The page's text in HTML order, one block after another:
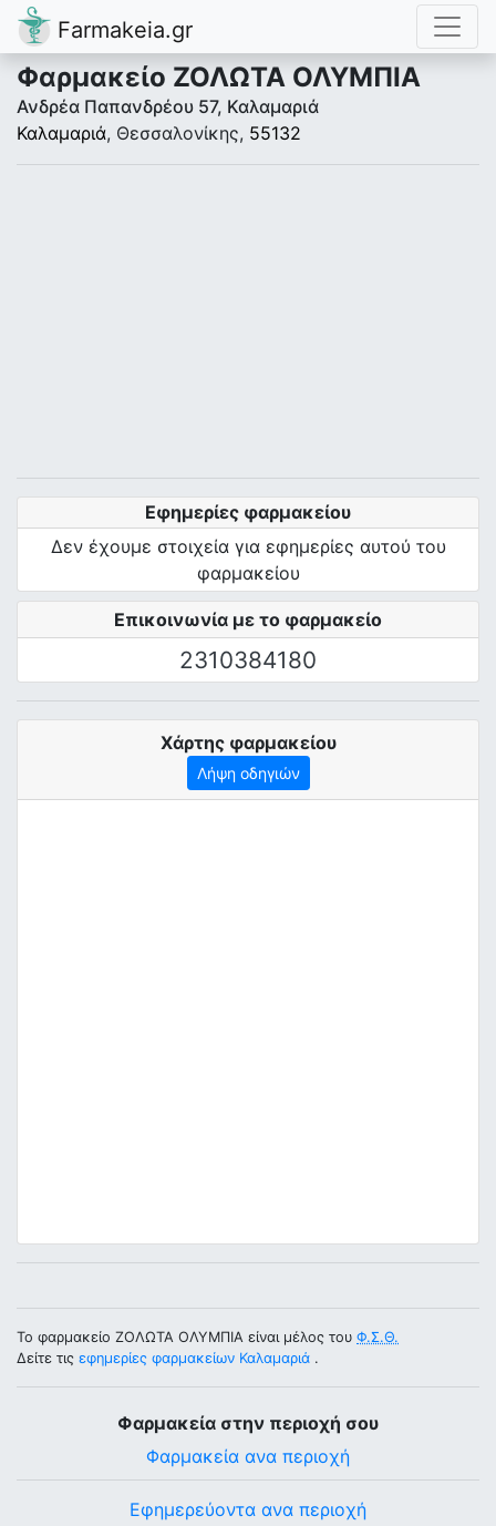
Farmakeia.gr
Φαρμακείο ΖΟΛΩΤΑ ΟΛΥΜΠΙΑ
Ανδρέα Παπανδρέου 57, Καλαμαριά
Καλαμαριά, Θεσσαλονίκης, 55132
Επικοινωνία με το φαρμακείο
2310384180
Εφημερίες φαρμακείου
Δεν έχουμε στοιχεία για εφημερίες αυτού του
φαρμακείου
Χάρτης φαρμακείου
Λήψη οδηγιών
Το φαρμακείο ΖΟΛΩΤΑ ΟΛΥΜΠΙΑ είναι μέλος του Φ.Σ.Θ.
Δείτε τις εφημερίες φαρμακείων Καλαμαριά .
Φαρμακεία στην περιοχή σου
Φαρμακεία ανα περιοχή
Εφημερεύοντα ανα περιοχή